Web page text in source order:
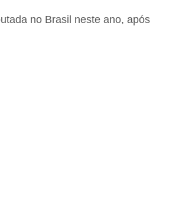
no Brasil neste ano, após